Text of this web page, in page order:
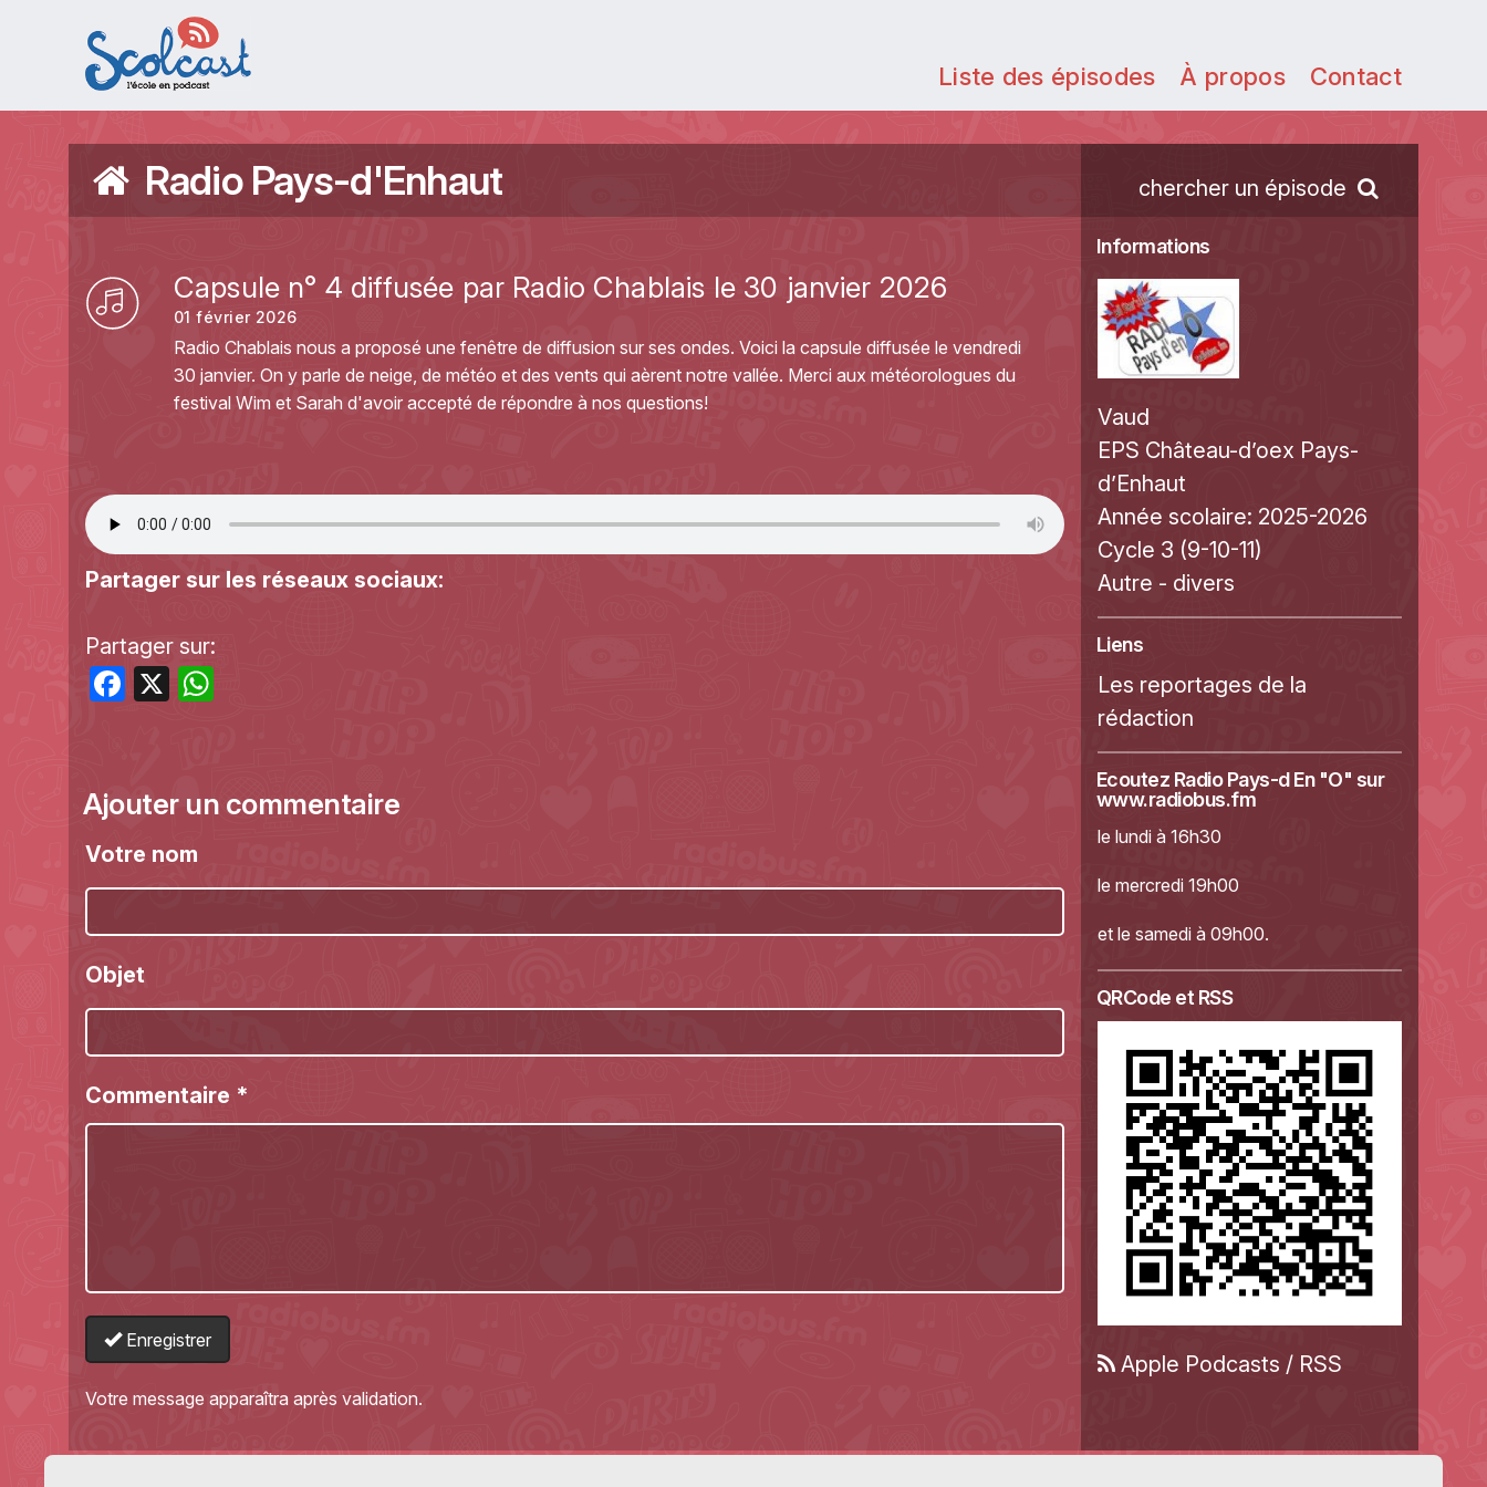
Aller au contenu principal
Liste des épisodes À propos Contact
Radio Pays-d'Enhaut chercher un épisode
Capsule n° 4 diffusée par Radio Chablais le 30 janvier 2026
01 février 2026
Radio Chablais nous a proposé une fenêtre de diffusion sur ses ondes. Voici la capsule diffusée le vendredi
30 janvier. On y parle de neige, de météo et des vents qui aèrent notre vallée. Merci aux météorologues du
festival Wim et Sarah d'avoir accepté de répondre à nos questions!
Partager sur les réseaux sociaux:
Partager sur:
Facebook
X
Ajouter un commentaire
Votre nom
Objet
Commentaire *
Enregistrer
Votre message apparaîtra après validation.
Informations
Vaud
EPS Château-d’oex Pays-
d’Enhaut
Année scolaire: 2025-2026
Cycle 3 (9-10-11)
Autre - divers
Liens
Les reportages de la
rédaction
Ecoutez Radio Pays-d En "O" sur
www.radiobus.fm
le lundi à 16h30
le mercredi 19h00
et le samedi à 09h00.
QRCode et RSS
Apple Podcasts / RSS